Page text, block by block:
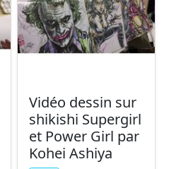
Vidéo dessin sur
shikishi Supergirl
et Power Girl par
Kohei Ashiya